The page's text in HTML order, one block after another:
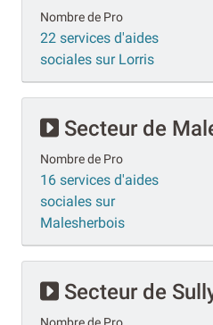
Nombre de Pro
22 services d'aides
sociales sur Lorris
Secteur de
Nombre de Pro
16 services d'aides
sociales sur
Malesherbois
Secteur de